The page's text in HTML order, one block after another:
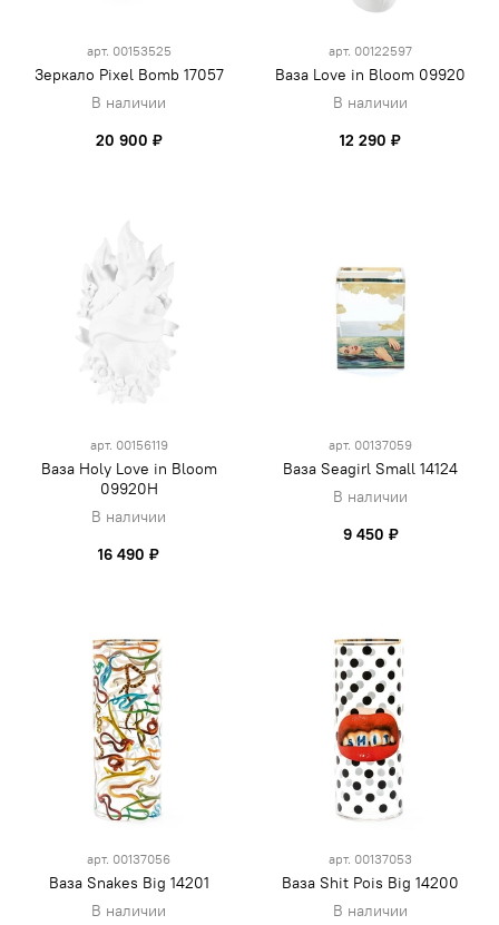
арт. 00153525
Зеркало Pixel Bomb 17057
В наличии
20 900 ₽
арт. 00122597
Ваза Love in Bloom 09920
В наличии
12 290 ₽
арт. 00156119
Ваза Holy Love in Bloom
09920H
В наличии
16 490 ₽
арт. 00137059
Ваза Seagirl Small 14124
В наличии
9 450 ₽
арт. 00137056
Ваза Snakes Big 14201
В наличии
арт. 00137053
Ваза Shit Pois Big 14200
В наличии